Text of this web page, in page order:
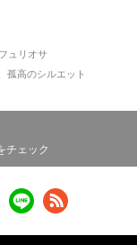
ュリオサ
孤高のシルエット
チェック